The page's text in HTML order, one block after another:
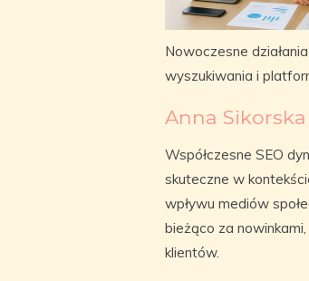
Nowoczesne
wyszukiwania i
Anna
Współczesne SEO
skuteczne w
wpływu mediów
bieżąco za
klientów.